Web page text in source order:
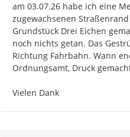
am 03.07.26 habe ich eine
zugewachsenen
Grundstück Drei Eichen
noch nichts getan. Das
Richtung Fahrbahn. Wann
Ordnungsamt, Druck
Vielen Dank